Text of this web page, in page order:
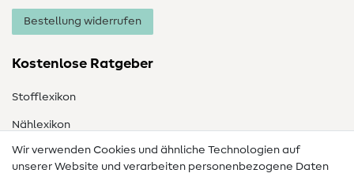
Bestellung widerrufen
Kostenlose Ratgeber
Stofflexikon
Nählexikon
Nähanleitungen
Wir verwenden Cookies und ähnliche Technologien auf
unserer Website und verarbeiten personenbezogene Daten